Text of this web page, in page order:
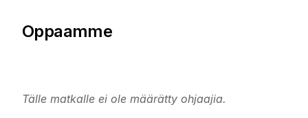
Oppaamme
Tälle matkalle ei ole määrätty ohjaajia.